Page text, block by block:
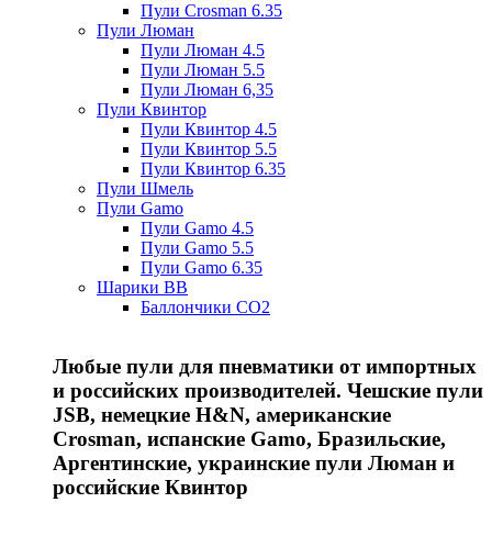
Пули Crosman 6.35
Пули Люман
Пули Люман 4.5
Пули Люман 5.5
Пули Люман 6,35
Пули Квинтор
Пули Квинтор 4.5
Пули Квинтор 5.5
Пули Квинтор 6.35
Пули Шмель
Пули Gamo
Пули Gamo 4.5
Пули Gamo 5.5
Пули Gamo 6.35
Шарики BB
Баллончики CO2
Любые пули для пневматики от импортных
и российских производителей. Чешские пули
JSB, немецкие H&N, американские
Crosman, испанские Gamo, Бразильские,
Аргентинские, украинские пули Люман и
российские Квинтор